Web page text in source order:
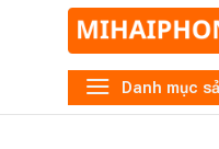
Danh mục